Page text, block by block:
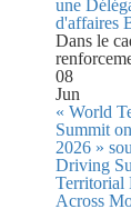
une
d'affaires
Dans le
08
Jun
« World
Summit
2026 »
Driving
Territorial
Across